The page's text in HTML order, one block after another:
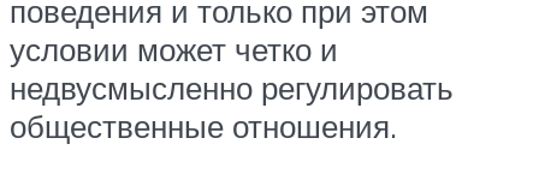
поведения и только при этом
условии может четко и
недвусмысленно регулировать
общественные отношения.